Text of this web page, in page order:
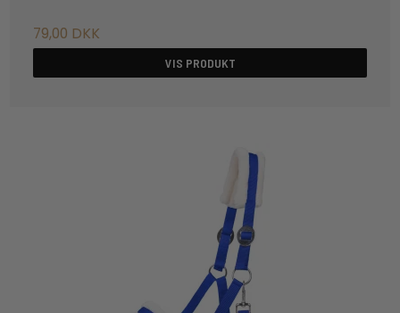
79,00 DKK
VIS PRODUKT